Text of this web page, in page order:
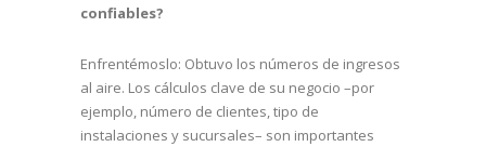
confiables?
Enfrentémoslo: Obtuvo los números de ingresos
al aire. Los cálculos clave de su negocio –por
ejemplo, número de clientes, tipo de
instalaciones y sucursales– son importantes